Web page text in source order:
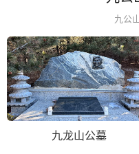
九公
九龙山公墓